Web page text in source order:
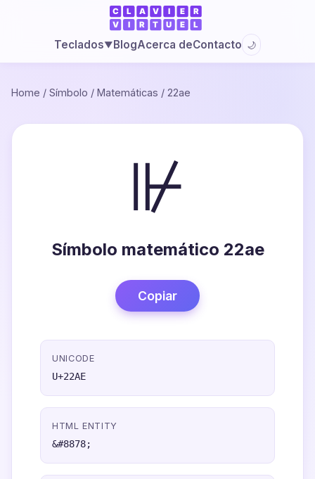
Teclados▼BlogAcerca deContacto 🌙
Home / Símbolo / Matemáticas / 22ae
⊮
Símbolo matemático 22ae
Copiar
UNICODE
U+22AE
HTML ENTITY
&#8878;